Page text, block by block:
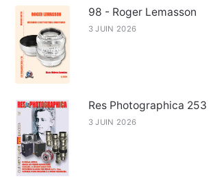
98 - Roger Lemasson
3 JUIN 2026
Res Photographica 253
3 JUIN 2026